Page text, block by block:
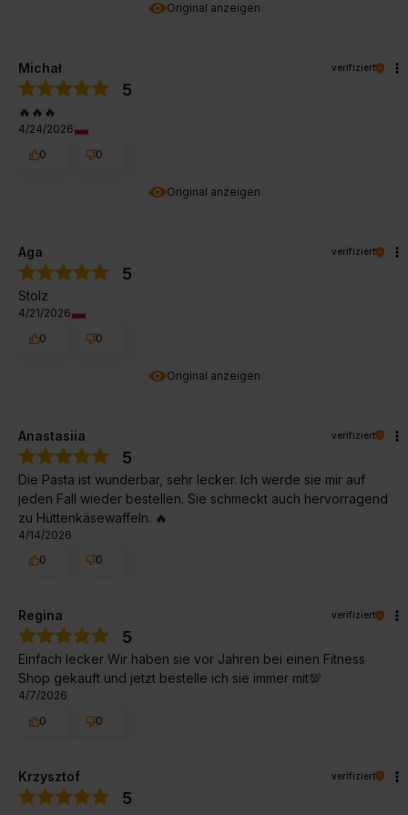
Original anzeigen
Original anzeigen
Michał verifiziert
5
🔥🔥🔥
4/24/2026
0
0
Original anzeigen
Aga verifiziert
5
Stolz
4/21/2026
0
0
Anastasiia verifiziert
5
Die Pasta ist wunderbar, sehr lecker. Ich werde sie mir auf
jeden Fall wieder bestellen. Sie schmeckt auch hervorragend
zu Hüttenkäsewaffeln. 🔥
4/14/2026
0
0
Regina verifiziert
5
Einfach lecker Wir haben sie vor Jahren bei einen Fitness
Shop gekauft und jetzt bestelle ich sie immer mit💯
4/7/2026
0
0
Krzysztof verifiziert
5